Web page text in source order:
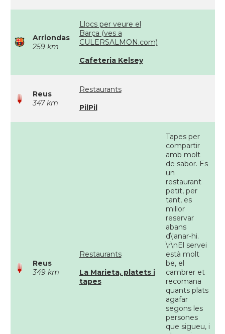
Arriondas
259 km
Llocs per veure el
Barça (ves a
CULERSALMON.com)
Cafeteria Kelsey
Reus
347 km
Restaurants
PilPil
Reus
349 km
Restaurants
La Marieta, platets i
tapes
Tapes per
compartir
amb molt
de sabor. Es
un
restaurant
petit, per
tant, es
millor
reservar
abans
d\'anar-hi.
\r\nEl servei
està molt
be, el
cambrer et
recomana
quants plats
agafar
segons les
persones
que sigueu, i